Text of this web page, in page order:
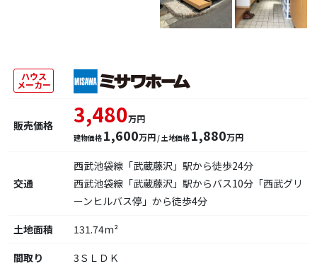
ハウス
メーカー
販売価格 3,480万円
建物価格 1,600万円/ 土地価格 1,880万円
交通
西武池袋線「武蔵藤沢」駅から徒歩24分
西武池袋線「武蔵藤沢」駅からバス10分「西武グリ
ーンヒルバス停」から徒歩4分
土地面積
131.74m²
間取り
3ＳＬＤＫ